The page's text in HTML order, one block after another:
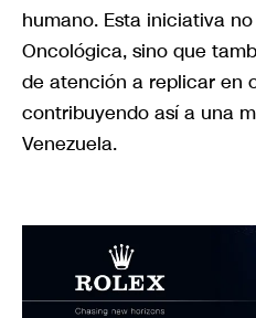
humano. Esta iniciativa
Oncológica, sino que
de atención a replicar en
contribuyendo así a una
Venezuela.